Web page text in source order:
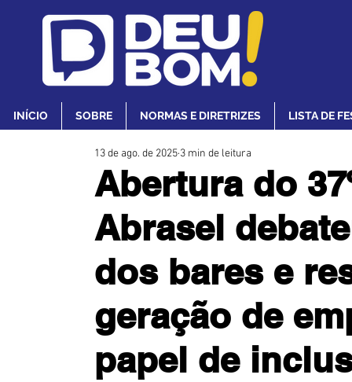
INÍCIO SOBRE NORMAS E DIRETRIZES LISTA DE
Abertura do
Abrasel
dos bares e
geração de
papel de
13 de ago. de 2025 3 min de leitura